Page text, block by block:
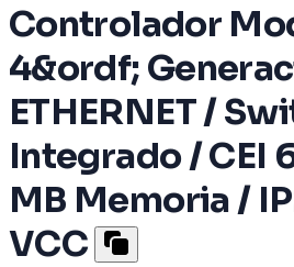
Controlador
4&ordf;
ETHERNET /
Integrado / CEI
MB Memoria /
VCC